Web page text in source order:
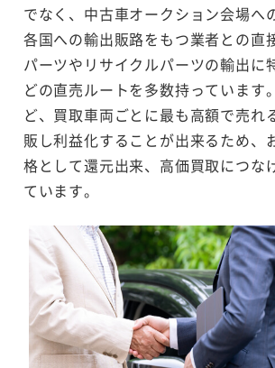
でなく、中古車オークション会場へ
各国への輸出販路をもつ業者との直
パーツやリサイクルパーツの輸出に
どの直売ルートを多数持っています
ど、買取車両ごとに最も高額で売れ
販し利益化することが出来るため、
格として還元出来、高価買取につな
ています。